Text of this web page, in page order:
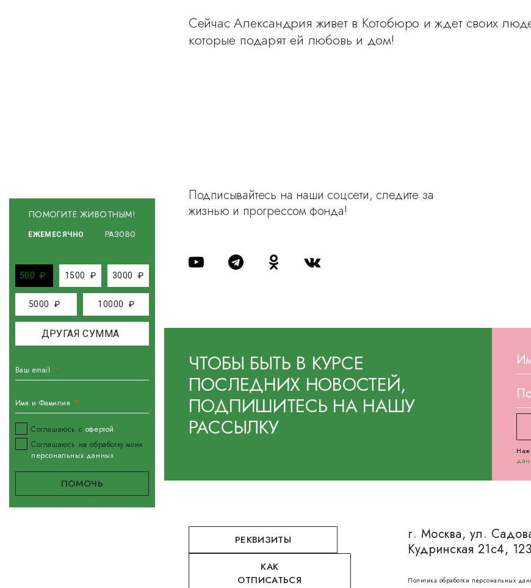
ПОМОГИТЕ ЖИВОТНЫМ!
ЕЖЕМЕСЯЧНО РАЗОВО
500 ₽ 1500 ₽ 3000 ₽
5000 ₽ 10000 ₽
Ваш email
Имя и Фамилия
Соглашаюсь с офертой
Соглашаюсь на обработку моих
персональных данных
Сейчас Александрия живет в Котобюро и ждет своих
которые подарят ей любовь и дом!
Подписывайтесь на наши соцсети, следите за
жизнью и прогрессом фонда!
ЧТОБЫ БЫТЬ В КУРСЕ
ПОСЛЕДНИХ НОВОСТЕЙ,
ПОДПИШИТЕСЬ НА НАШУ
РАССЫЛКУ
РЕКВИЗИТЫ
КАК
ОТПИСАТЬСЯ
г. Москва, ул.
Кудринская 21с4,
Политика обработки персональных